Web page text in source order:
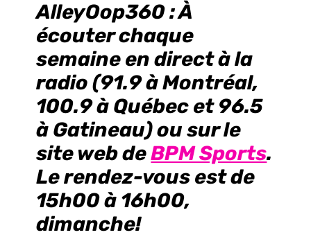
AlleyOop360: À
écouter chaque
semaine en direct à la
radio (91.9à Montréal,
100.9à Québec et 96.5
à Gatineau) ou sur le
site web deBPM Sports.
Le rendez-vous est de
15h00à 16h00,
dimanche!